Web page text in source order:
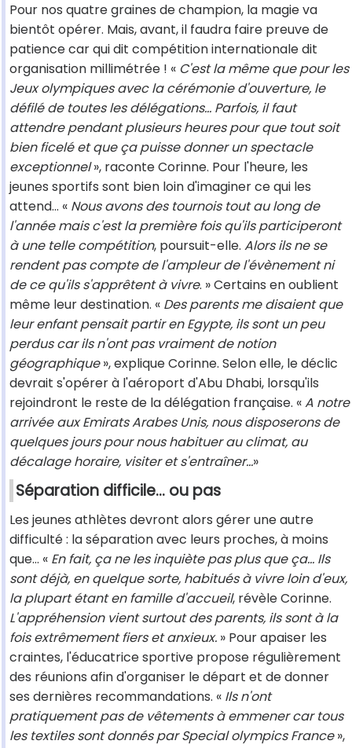
Pour nos quatre graines de champion, la magie va
bientôt opérer. Mais, avant, il faudra faire preuve de
patience car qui dit compétition internationale dit
organisation millimétrée ! « C'est la même que pour les
Jeux olympiques avec la cérémonie d'ouverture, le
défilé de toutes les délégations… Parfois, il faut
attendre pendant plusieurs heures pour que tout soit
bien ficelé et que ça puisse donner un spectacle
exceptionnel», raconte Corinne. Pour l'heure, les
jeunes sportifs sont bien loin d'imaginer ce qui les
attend… « Nous avons des tournois tout au long de
l'année mais c'est la première fois qu'ils participeront
à une telle compétition, poursuit-elle. Alors ils ne se
rendent pas compte de l'ampleur de l'évènement ni
de ce qu'ils s'apprêtent à vivre. » Certains en oublient
même leur destination. « Des parents me disaient que
leur enfant pensait partir en Egypte, ils sont un peu
perdus car ils n'ont pas vraiment de notion
géographique», explique Corinne. Selon elle, le déclic
devrait s'opérer à l'aéroport d'Abu Dhabi, lorsqu'ils
rejoindront le reste de la délégation française. «A notre
arrivée aux Emirats Arabes Unis, nous disposerons de
quelques jours pour nous habituer au climat, au
décalage horaire, visiter et s'entraîner…»
Séparation difficile… ou pas
Les jeunes athlètes devront alors gérer une autre
difficulté : la séparation avec leurs proches, à moins
que… « En fait, ça ne les inquiète pas plus que ça… Ils
sont déjà, en quelque sorte, habitués à vivre loin d'eux,
la plupart étant en famille d'accueil, révèle Corinne.
L'appréhension vient surtout des parents, ils sont à la
fois extrêmement fiers et anxieux. » Pour apaiser les
craintes, l'éducatrice sportive propose régulièrement
des réunions afin d'organiser le départ et de donner
ses dernières recommandations. « Ils n'ont
pratiquement pas de vêtements à emmener car tous
les textiles sont donnés par Special olympics France»,